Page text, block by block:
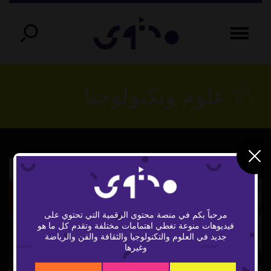
Play
مرحباً بكم في منصة محتوى الرقمية التي تحتوي على
فيديوهات منوعة تغطي اهتمامات مختلفة وتقدم كل ما هو
جديد في العلوم والتكنولوجيا والثقافة والفن والرياضة
وغيرها